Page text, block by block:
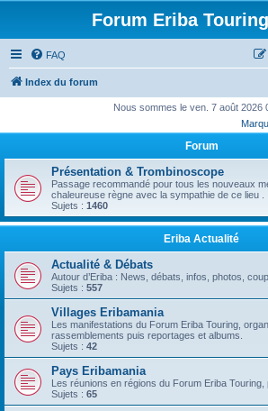
Forum Eriba
FAQ
Index du forum
Nous sommes le ven. 7 août 2026
Forum
Présentation & Trombinoscope
Passage recommandé pour tous les nouveaux
chaleureuse règne avec la sympathie de ce lieu .
Sujets : 1460
Eriba Actualité
Actualité & Débats
Autour d’Eriba : News, débats, infos, photos,
Sujets : 557
Villages Eribamania
Les manifestations du Forum Eriba Touring,
rassemblements puis reportages et albums.
Sujets : 42
Pays Eribamania
Les réunions en régions du Forum Eriba
Sujets : 65